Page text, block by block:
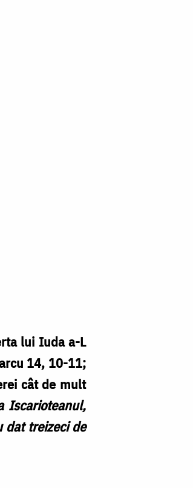
lui Iuda a-L
14, 10-11;
cât de mult
Iscarioteanul,
dat treizeci de